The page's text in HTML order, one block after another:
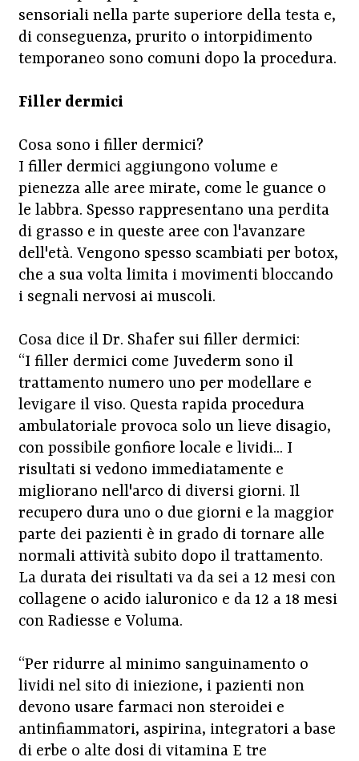
sensoriali nella parte superiore della testa e,
di conseguenza, prurito o intorpidimento
temporaneo sono comuni dopo la procedura.
Filler dermici
Cosa sono i filler dermici?
I filler dermici aggiungono volume e
pienezza alle aree mirate, come le guance o
le labbra. Spesso rappresentano una perdita
di grasso e in queste aree con l'avanzare
dell'età. Vengono spesso scambiati per botox,
che a sua volta limita i movimenti bloccando
i segnali nervosi ai muscoli.
Cosa dice il Dr. Shafer sui filler dermici:
“I filler dermici come Juvederm sono il
trattamento numero uno per modellare e
levigare il viso. Questa rapida procedura
ambulatoriale provoca solo un lieve disagio,
con possibile gonfiore locale e lividi... I
risultati si vedono immediatamente e
migliorano nell'arco di diversi giorni. Il
recupero dura uno o due giorni e la maggior
parte dei pazienti è in grado di tornare alle
normali attività subito dopo il trattamento.
La durata dei risultati va da sei a 12 mesi con
collagene o acido ialuronico e da 12 a 18 mesi
con Radiesse e Voluma.
“Per ridurre al minimo sanguinamento o
lividi nel sito di iniezione, i pazienti non
devono usare farmaci non steroidei e
antinfiammatori, aspirina, integratori a base
di erbe o alte dosi di vitamina E tre